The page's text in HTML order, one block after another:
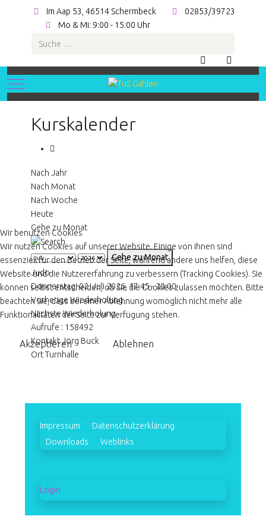
Im Aap 53, 46514 Schermbeck
02853/39723
Mo & Mi: 9:00 - 15:00 Uhr
Suchen
Mobile Menu Toggle
Kurskalender
Nach Jahr
Nach Monat
Nach Woche
Heute
Gehe zu Monat
Gehe zu Monat
Judo
Donnerstag, 02. Juli 2026, 17:45 - 20:00
Vorherige Wiederholung
Nächste Wiederholung
Aufrufe : 158492
KontaktJörg Buck
OrtTurnhalle
Impressum
Datenschutzerklärung
Downloads
Weblinks
Login
Wir benutzen Cookies
Wir nutzen Cookies auf unserer Website. Einige von ihnen sind
essenziell für den Betrieb der Seite, während andere uns helfen, diese
Website und die Nutzererfahrung zu verbessern (Tracking Cookies). Sie
können selbst entscheiden, ob Sie die Cookies zulassen möchten. Bitte
beachten Sie, dass bei einer Ablehnung womöglich nicht mehr alle
Funktionalitäten der Seite zur Verfügung stehen.
Akzeptieren Ablehnen